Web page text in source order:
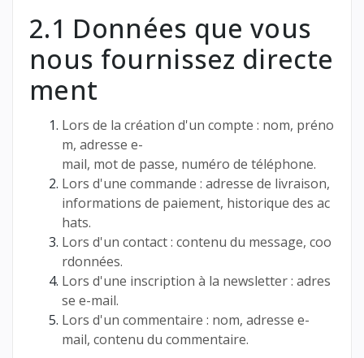
2.1 Données que vous
nous fournissez directe
ment
Lors de la création d'un compte : nom, préno
m, adresse e-
mail, mot de passe, numéro de téléphone.
Lors d'une commande : adresse de livraison,
informations de paiement, historique des ac
hats.
Lors d'un contact : contenu du message, coo
rdonnées.
Lors d'une inscription à la newsletter : adres
se e-mail.
Lors d'un commentaire : nom, adresse e-
mail, contenu du commentaire.